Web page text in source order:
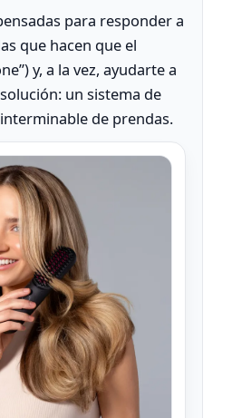
para responder a
que hacen que el
y, a la vez, ayudarte a
un sistema de
de prendas.